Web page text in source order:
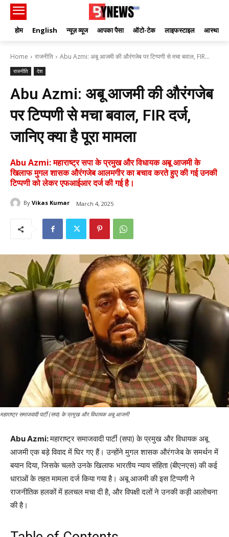
होम English न्यूज़ व्यूज आपका पैसा ऑटो-टेक लाइफस्टाइल आस्था
Home राजनीति Abu Azmi: अबू आजमी की औरंगजेब पर टिप्पणी से मचा बवाल, FIR...
राजनीति देश
Abu Azmi: अबू आजमी की औरंगजेब
पर टिप्पणी से मचा बवाल, FIR दर्ज,
जानिए क्या है पूरा मामला
Abu Azmi: महाराष्ट्र सपा के प्रमुख और विधायक अबू आजमी के
खिलाफ मुगल शासक औरंगजेब आलमगीर का बचाव करते हुए की गई उनकी
टिप्पणी को लेकर एफआईआर दर्ज की गई है।
By Vikas Kumar March 4, 2025
महाराष्ट्र समाजवादी पार्टी (सपा) के प्रमुख और विधायक अबू आजमी
Abu Azmi:महाराष्ट्र समाजवादी पार्टी (सपा) के प्रमुख और विधायक अबू
आजमी एक बड़े विवाद में घिर गए हैं। उन्होंने मुगल शासक औरंगजेब के समर्थन में
बयान दिया, जिसके चलते उनके खिलाफ भारतीय न्याय संहिता (बीएनएस) की कई
धाराओं के तहत मामला दर्ज किया गया है। अबू आजमी की इस टिप्पणी ने
राजनीतिक हलकों में हलचल मचा दी है, और विपक्षी दलों ने उनकी कड़ी आलोचना
की है।